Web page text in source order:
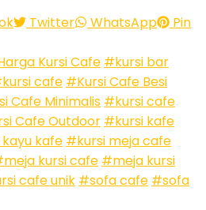
Twitter WhatsApp
Pin
Kursi Cafe #kursi bar
cafe #Kursi Cafe Besi
Cafe Minimalis #kursi cafe
Cafe Outdoor #kursi kafe
kafe #kursi meja cafe
kursi cafe #meja kursi
cafe unik #sofa cafe #sofa